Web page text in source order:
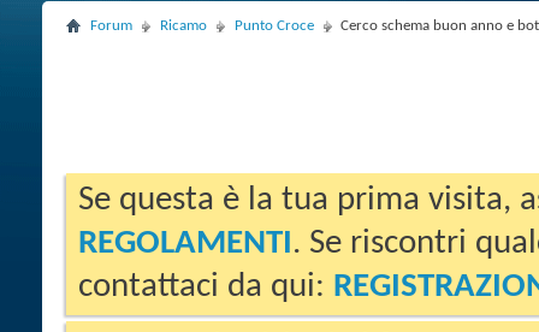
Forum Ricamo Punto Croce Cerco schema buon anno e
Se questa è la tua prima visita,
REGOLAMENTI. Se riscontri
contattaci da qui: